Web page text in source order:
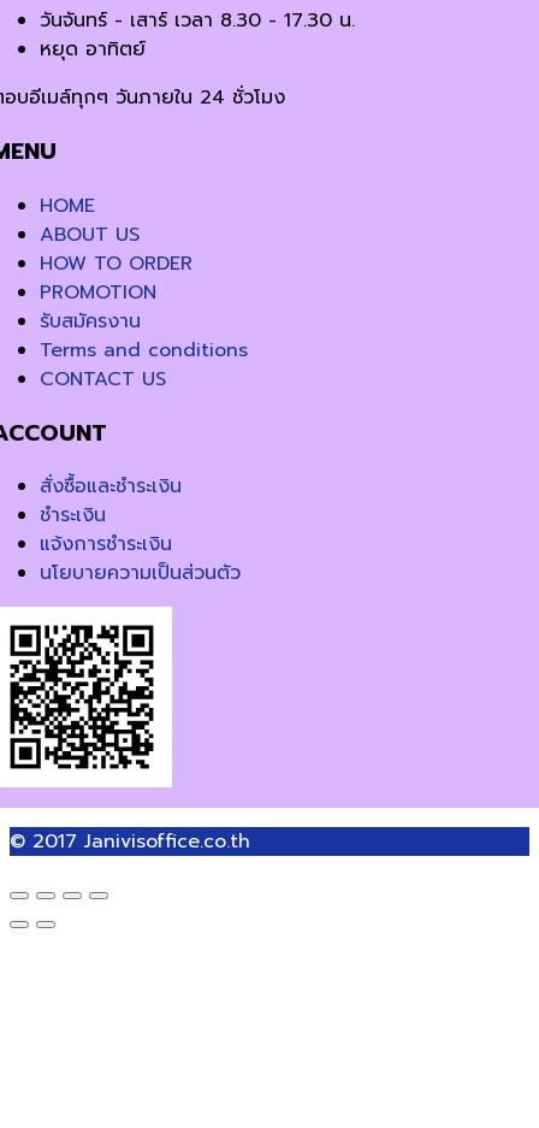
วันจันทร์ - เสาร์ เวลา 8.30 - 17.30 น.
หยุด อาทิตย์
บอีเมล์ทุกๆ วันภายใน 24 ชั่วโมง
HOME
ABOUT US
HOW TO ORDER
PROMOTION
รับสมัครงาน
Terms and conditions
CONTACT US
สั่งซื้อและชำระเงิน
ชำระเงิน
แจ้งการชำระเงิน
นโยบายความเป็นส่วนตัว
© 2017 Janivisoffice.co.th